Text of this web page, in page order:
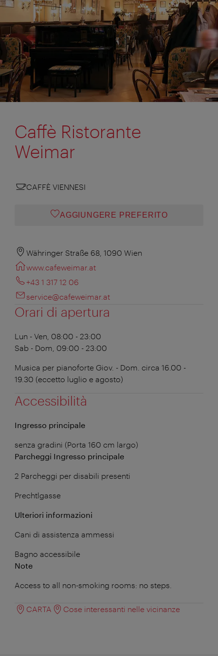
Caffè Ristorante
Weimar
CAFFÈ VIENNESI
AGGIUNGERE PREFERITO
Währinger Straße 68, 1090 Wien
www.cafeweimar.at
+43 1 317 12 06
service@cafeweimar.at
Orari di apertura
Lun - Ven, 08:00 - 23:00
Sab - Dom, 09:00 - 23:00
Musica per pianoforte Giov. - Dom. circa 16.00 -
19.30 (eccetto luglio e agosto)
Accessibilità
Ingresso principale
senza gradini (Porta 160 cm largo)
Parcheggi Ingresso principale
2 Parcheggi per disabili presenti
Prechtlgasse
Ulteriori informazioni
Cani di assistenza ammessi
Bagno accessibile
Note
Access to all non-smoking rooms: no steps.
CARTA Cose interessanti nelle vicinanze